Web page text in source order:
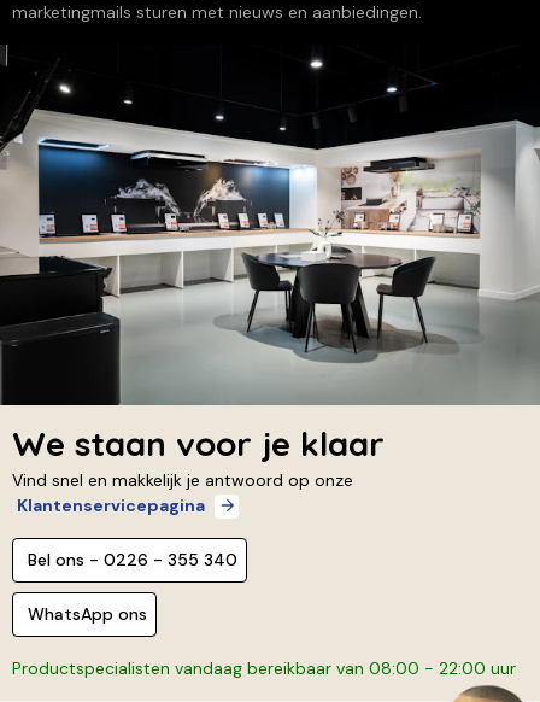
marketingmails sturen met nieuws en aanbiedingen.
We staan voor je klaar
Vind snel en makkelijk je antwoord op onze
Klantenservicepagina
Bel ons - 0226 - 355 340
WhatsApp ons
Productspecialisten vandaag bereikbaar van 08:00 - 22:00 uur